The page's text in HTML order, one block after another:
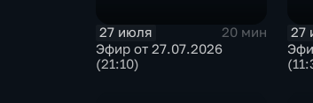
27 июля
20 мин
Эфир от 27.07.2026
(21:10)
27